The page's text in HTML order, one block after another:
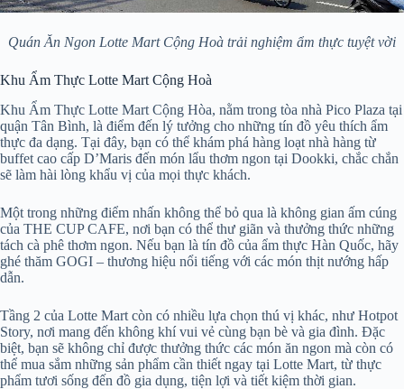
Quán Ăn Ngon Lotte Mart Cộng Hoà trải nghiệm ẩm thực tuyệt vời
Khu Ẩm Thực Lotte Mart Cộng Hoà
Khu Ẩm Thực Lotte Mart Cộng Hòa, nằm trong tòa nhà Pico Plaza tại
quận Tân Bình, là điểm đến lý tưởng cho những tín đồ yêu thích ẩm
thực đa dạng. Tại đây, bạn có thể khám phá hàng loạt nhà hàng từ
buffet cao cấp D’Maris đến món lẩu thơm ngon tại Dookki, chắc chắn
sẽ làm hài lòng khẩu vị của mọi thực khách.
Một trong những điểm nhấn không thể bỏ qua là không gian ấm cúng
của THE CUP CAFE, nơi bạn có thể thư giãn và thưởng thức những
tách cà phê thơm ngon. Nếu bạn là tín đồ của ẩm thực Hàn Quốc, hãy
ghé thăm GOGI – thương hiệu nổi tiếng với các món thịt nướng hấp
dẫn.
Tầng 2 của Lotte Mart còn có nhiều lựa chọn thú vị khác, như Hotpot
Story, nơi mang đến không khí vui vẻ cùng bạn bè và gia đình. Đặc
biệt, bạn sẽ không chỉ được thưởng thức các món ăn ngon mà còn có
thể mua sắm những sản phẩm cần thiết ngay tại Lotte Mart, từ thực
phẩm tươi sống đến đồ gia dụng, tiện lợi và tiết kiệm thời gian.